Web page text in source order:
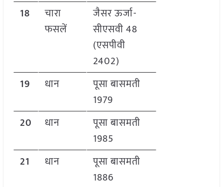
18
चारा
फसलें
जैसर ऊर्जा-
सीएसवी 48
(एसपीवी
2402)
19
धान
पूसा बासमती
1979
20
धान
पूसा बासमती
1985
21
धान
पूसा बासमती
1886